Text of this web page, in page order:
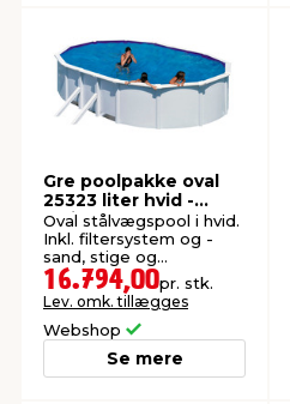
Gre poolpakke oval
25323 liter hvid -
Swim & Fun
Oval stålvægspool i hvid.
Inkl. filtersystem og -
sand, stige og
skimmersæt. 730 x 375 x
120 cm.
16.794,00pr. stk.
Lev. omk. tillægges
Webshop
Se mere